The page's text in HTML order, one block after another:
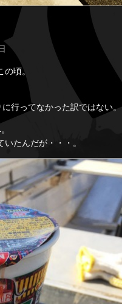
頃。
行ってなかった訳ではない。
たんだが・・・。